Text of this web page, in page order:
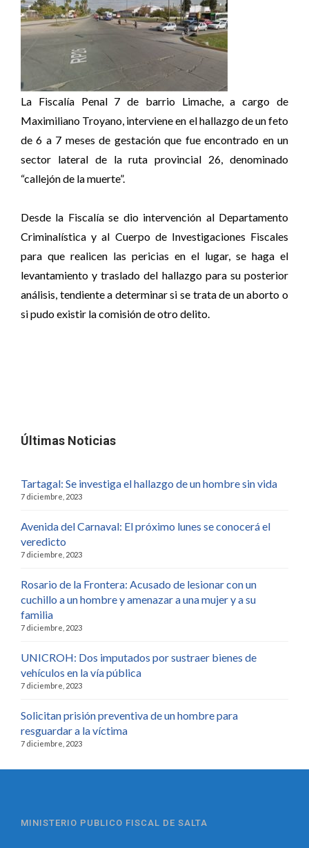
La Fiscalía Penal 7 de barrio Limache, a cargo de
Maximiliano Troyano, interviene en el hallazgo de un feto
de 6 a 7 meses de gestación que fue encontrado en un
sector lateral de la ruta provincial 26, denominado
“callejón de la muerte”.
Desde la Fiscalía se dio intervención al Departamento
Criminalística y al Cuerpo de Investigaciones Fiscales
para que realicen las pericias en el lugar, se haga el
levantamiento y traslado del hallazgo para su posterior
análisis, tendiente a determinar si se trata de un aborto o
si pudo existir la comisión de otro delito.
Últimas Noticias
Tartagal: Se investiga el hallazgo de un hombre sin vida
7 diciembre, 2023
Avenida del Carnaval: El próximo lunes se conocerá el
veredicto
7 diciembre, 2023
Rosario de la Frontera: Acusado de lesionar con un
cuchillo a un hombre y amenazar a una mujer y a su
familia
7 diciembre, 2023
UNICROH: Dos imputados por sustraer bienes de
vehículos en la vía pública
7 diciembre, 2023
Solicitan prisión preventiva de un hombre para
resguardar a la víctima
7 diciembre, 2023
MINISTERIO PUBLICO FISCAL DE SALTA